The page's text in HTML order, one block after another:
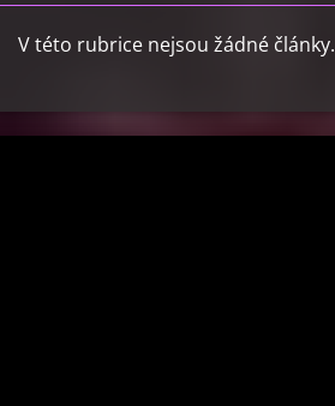
V této rubrice nejsou žádné články.